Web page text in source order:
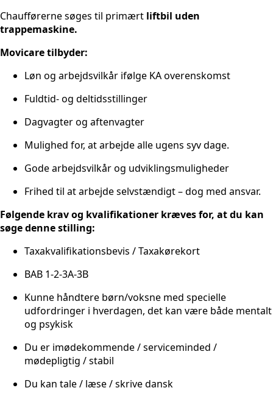
Chaufførerne søges til primært liftbil uden
trappemaskine.
Movicare tilbyder:
Løn og arbejdsvilkår ifølge KA overenskomst
Fuldtid- og deltidsstillinger
Dagvagter og aftenvagter
Mulighed for, at arbejde alle ugens syv dage.
Gode arbejdsvilkår og udviklingsmuligheder
Frihed til at arbejde selvstændigt – dog med ansvar.
Følgende krav og kvalifikationer kræves for, at du kan
søge denne stilling:
Taxakvalifikationsbevis / Taxakørekort
BAB 1-2-3A-3B
Kunne håndtere børn/voksne med specielle
udfordringer i hverdagen, det kan være både mentalt
og psykisk
Du er imødekommende / serviceminded /
mødepligtig / stabil
Du kan tale / læse / skrive dansk